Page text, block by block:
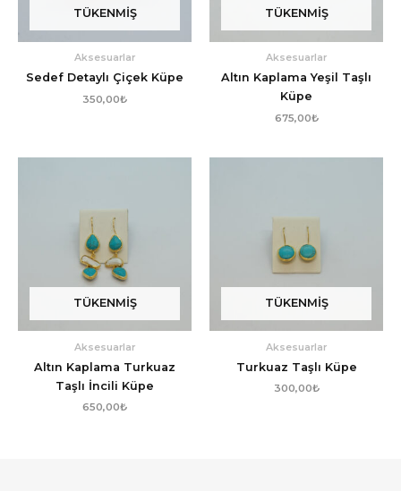
TÜKENMIŞ
Aksesuarlar
Sedef Detaylı Çiçek Küpe
350,00₺
TÜKENMIŞ
Aksesuarlar
Altın Kaplama Yeşil Taşlı
Küpe
675,00₺
TÜKENMIŞ
Aksesuarlar
Altın Kaplama Turkuaz
Taşlı İncili Küpe
650,00₺
TÜKENMIŞ
Aksesuarlar
Turkuaz Taşlı Küpe
300,00₺